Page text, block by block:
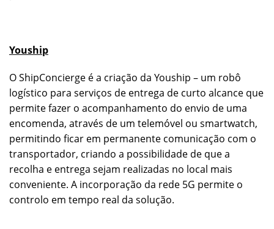
Youship
O ShipConcierge é a criação da Youship – um robô
logístico para serviços de entrega de curto alcance que
permite fazer o acompanhamento do envio de uma
encomenda, através de um telemóvel ou smartwatch,
permitindo ficar em permanente comunicação com o
transportador, criando a possibilidade de que a
recolha e entrega sejam realizadas no local mais
conveniente. A incorporação da rede 5G permite o
controlo em tempo real da solução.